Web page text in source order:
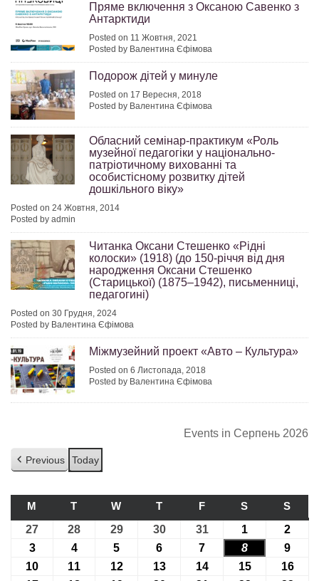
Пряме включення з Оксаною Савенко з
Антарктиди
Posted on 11 Жовтня, 2021
Posted by Валентина Єфімова
Подорож дітей у минуле
Posted on 17 Вересня, 2018
Posted by Валентина Єфімова
Обласний семінар-практикум «Роль
музейної педагогіки у національно-
патріотичному вихованні та
особистісному розвитку дітей
дошкільного віку»
Posted on 24 Жовтня, 2014
Posted by admin
Читанка Оксани Стешенко «Рідні
колоски» (1918) (до 150-річчя від дня
народження Оксани Стешенко
(Старицької) (1875–1942), письменниці,
педагогині)
Posted on 30 Грудня, 2024
Posted by Валентина Єфімова
Міжмузейний проект «Авто – Культура»
Posted on 6 Листопада, 2018
Posted by Валентина Єфімова
Events in Серпень 2026
Previous Today
M ПОНЕДІЛОК
T ВІВТОРОК
W СЕРЕДА
TЧЕТВЕР
FП’ЯТНИЦЯ
S СУБОТА
S
27 27.07.2026
28 28.07.2026
2929.07.2026
3030.07.2026
3131.07.2026
1 01.08.2026
2
303.08.2026
404.08.2026
5 05.08.2026
6 06.08.2026
7 07.08.2026
8 08.08.2026
9
10 10.08.2026
11 11.08.2026
1212.08.2026
1313.08.2026
1414.08.2026
1515.08.2026
16